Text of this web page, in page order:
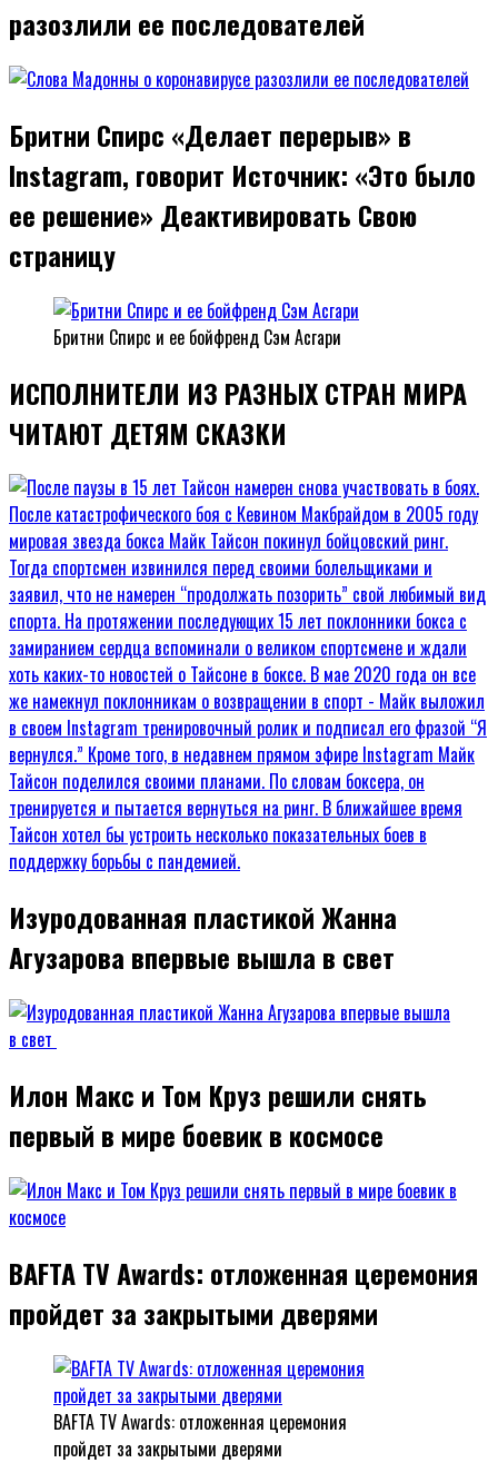
разозлили ее последователей
Бритни Спирс «Делает перерыв» в
Instagram, говорит Источник: «Это было
ее решение» Деактивировать Свою
страницу
Бритни Спирс и ее бойфренд Сэм Асгари
ИСПОЛНИТЕЛИ ИЗ РАЗНЫХ СТРАН МИРА
ЧИТАЮТ ДЕТЯМ СКАЗКИ
Изуродованная пластикой Жанна
Агузарова впервые вышла в свет
Илон Макс и Том Круз решили снять
первый в мире боевик в космосе
BAFTA TV Awards: отложенная церемония
пройдет за закрытыми дверями
BAFTA TV Awards: отложенная церемония
пройдет за закрытыми дверями